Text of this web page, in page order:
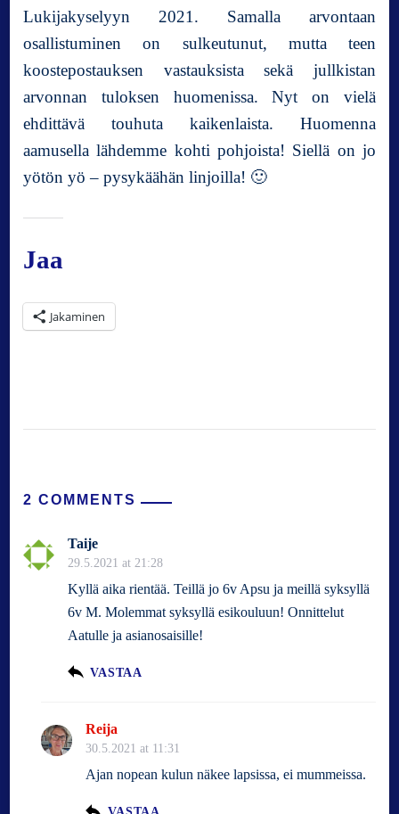
Lukijakyselyyn 2021. Samalla arvontaan
osallistuminen on sulkeutunut, mutta teen
koostepostauksen vastauksista sekä jullkistan
arvonnan tuloksen huomenissa. Nyt on vielä
ehdittävä touhuta kaikenlaista. Huomenna
aamusella lähdemme kohti pohjoista! Siellä on jo
yötön yö – pysykäähän linjoilla! 🙂
Jaa
Jakaminen
2 COMMENTS
Taije
29.5.2021 at 21:28
Kyllä aika rientää. Teillä jo 6v Apsu ja meillä syksyllä
6v M. Molemmat syksyllä esikouluun! Onnittelut
Aatulle ja asianosaisille!
VASTAA
Reija
30.5.2021 at 11:31
Ajan nopean kulun näkee lapsissa, ei mummeissa.